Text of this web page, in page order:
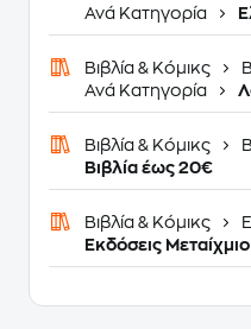
Ανά Κατηγορία
Βιβλία & Κόμικς
Ανά Κατηγορία
Βιβλία & Κόμικς
Βιβλία έως 20€
Βιβλία & Κόμικς
Εκδόσεις Μεταίχμιο